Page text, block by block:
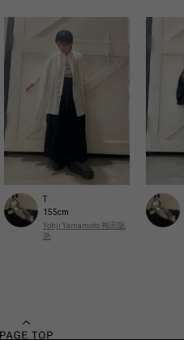
T
155cm
Yohji Yamamoto 梅田阪
急